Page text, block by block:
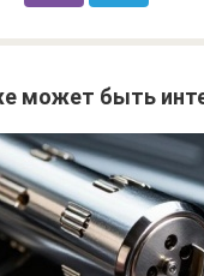
может быть